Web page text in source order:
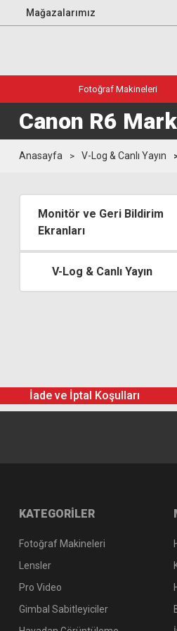
Mağazalarımız
Fotoğraf Makineleri
Canon R6
Anasayfa V-Log & Canlı Yayın
Monitör ve Geri Bildirim
Ekranları
V-Log & Canlı Yayın
İade ve İptal Koşulları
KATEGORİLER
Fotoğraf Makineleri
Lensler
Pro Video
Gimbal Sabitleyiciler